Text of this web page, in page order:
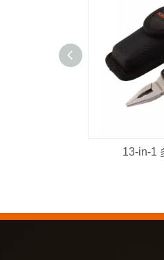
13-in-1